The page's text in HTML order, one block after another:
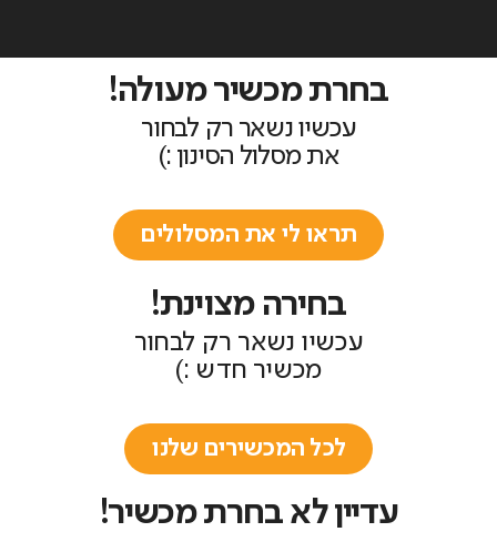
בחרת מכשיר מעולה!
עכשיו נשאר רק לבחור
את מסלול הסינון :)
תראו לי את המסלולים
בחירה מצוינת!
עכשיו נשאר רק לבחור
מכשיר חדש :)
לכל המכשירים שלנו
עדיין לא בחרת מכשיר!